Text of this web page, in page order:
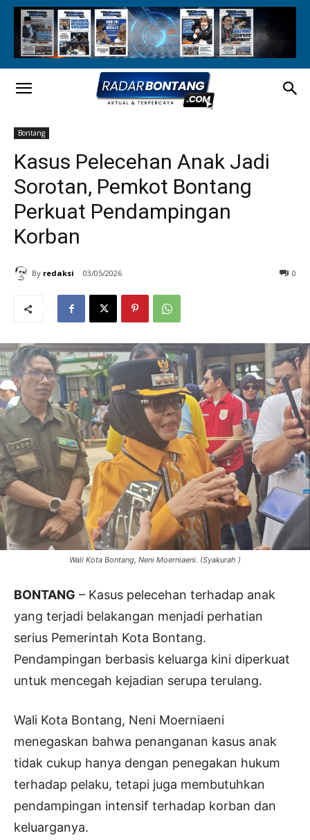
Bontang
Kasus Pelecehan Anak Jadi
Sorotan, Pemkot Bontang
Perkuat Pendampingan
Korban
By redaksi 03/05/2026 0
Wali Kota Bontang, Neni Moerniaeni. (Syakurah )
BONTANG – Kasus pelecehan terhadap anak
yang terjadi belakangan menjadi perhatian
serius Pemerintah Kota Bontang.
Pendampingan berbasis keluarga kini diperkuat
untuk mencegah kejadian serupa terulang.
Wali Kota Bontang, Neni Moerniaeni
menegaskan bahwa penanganan kasus anak
tidak cukup hanya dengan penegakan hukum
terhadap pelaku, tetapi juga membutuhkan
pendampingan intensif terhadap korban dan
keluarganya.